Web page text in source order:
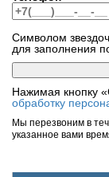
Символом
для заполнения
Нажимая кнопку
обработку
Мы перезвоним в
указанное вами